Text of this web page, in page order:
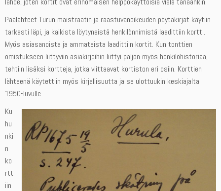
Päälähteet Turun maistraatin ja raastuvanoikeuden pöytäkirjat käytiin
tarkasti läpi, ja kaikista löytyneistä henkilönnimistä laadittiin kortti.
Myös asiasanoista ja ammateista laadittiin kortit. Kun tonttien
omistukseen liittyviin asiakirjoihin liittyi paljon myös henkilöhistoriaa,
tehtiin lisäksi kortteja, jotka viittaavat kortiston eri osiin. Korttien
lähteenä käytettiin myös kirjallisuutta ja se ulottuukin keskiajalta
1950-luvulle.
Ku
hu
nki
n
ko
rtt
iin